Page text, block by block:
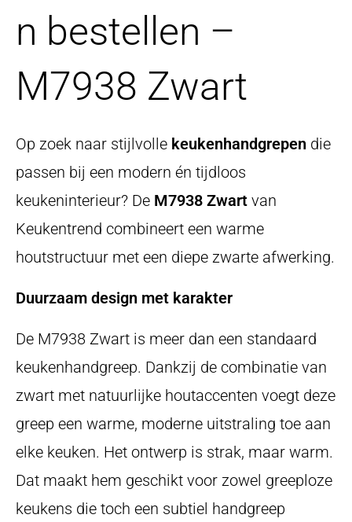
n bestellen –
M7938 Zwart
Op zoek naar stijlvolle keukenhandgrepen die
passen bij een modern én tijdloos
keukeninterieur? De M7938 Zwart van
Keukentrend combineert een warme
houtstructuur met een diepe zwarte afwerking.
Duurzaam design met karakter
De M7938 Zwart is meer dan een standaard
keukenhandgreep. Dankzij de combinatie van
zwart met natuurlijke houtaccenten voegt deze
greep een warme, moderne uitstraling toe aan
elke keuken. Het ontwerp is strak, maar warm.
Dat maakt hem geschikt voor zowel greeploze
keukens die toch een subtiel handgreep